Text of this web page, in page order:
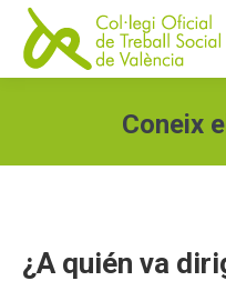
Coneix
¿A quién va